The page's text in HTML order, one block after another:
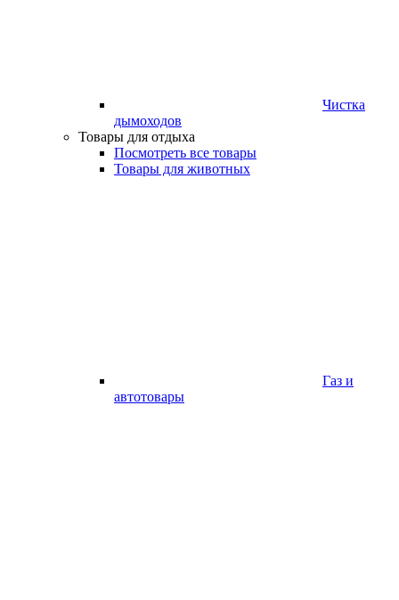
Чистка
дымоходов
Товары для отдыха
Посмотреть все товары
Товары для животных
Газ и
автотовары